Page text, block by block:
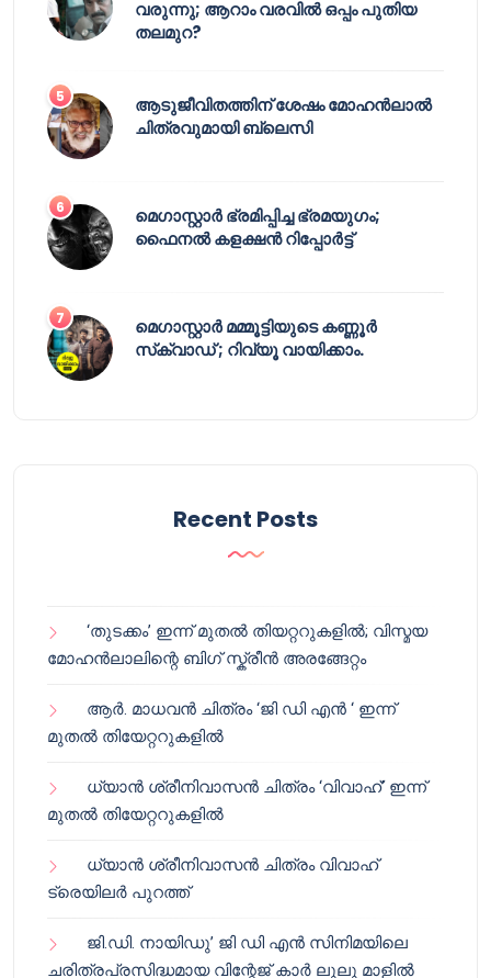
വരുന്നു; ആറാം വരവിൽ ഒപ്പം പുതിയ
തലമുറ?
ആടുജീവിതത്തിന് ശേഷം മോഹൻലാൽ
ചിത്രവുമായി ബ്ലെസി
മെഗാസ്റ്റാർ ഭ്രമിപ്പിച്ച ഭ്രമയുഗം;
ഫൈനൽ കളക്ഷൻ റിപ്പോർട്ട്
മെഗാസ്റ്റാർ മമ്മൂട്ടിയുടെ കണ്ണൂർ
സ്‌ക്വാഡ് ; റിവ്യൂ വായിക്കാം.
Recent Posts
‘തുടക്കം’ ഇന്ന് മുതൽ തിയറ്ററുകളിൽ; വിസ്മയ
മോഹൻലാലിന്റെ ബിഗ് സ്ക്രീൻ അരങ്ങേറ്റം
ആർ. മാധവൻ ചിത്രം ‘ജി ഡി എൻ ‘ ഇന്ന്
മുതൽ തിയേറ്ററുകളിൽ
ധ്യാൻ ശ്രീനിവാസൻ ചിത്രം ‘വിവാഹ്’ ഇന്ന്
മുതൽ തിയേറ്ററുകളിൽ
ധ്യാൻ ശ്രീനിവാസൻ ചിത്രം വിവാഹ്
ട്രെയിലർ പുറത്ത്
ജി.ഡി. നായിഡു’ ജി ഡി എൻ സിനിമയിലെ
ചരിത്രപ്രസിദ്ധമായ വിന്റേജ് കാർ ലുലു മാളിൽ